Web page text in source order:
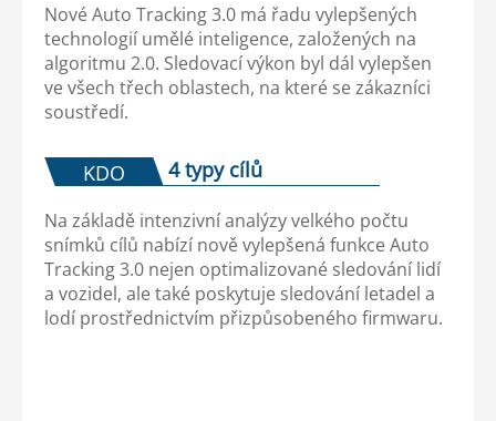
Nové Auto Tracking 3.0 má řadu vylepšených
technologií umělé inteligence, založených na
algoritmu 2.0. Sledovací výkon byl dál vylepšen
ve všech třech oblastech, na které se zákazníci
soustředí.
KDO 4 typy cílů
Na základě intenzivní analýzy velkého počtu
snímků cílů nabízí nově vylepšená funkce Auto
Tracking 3.0 nejen optimalizované sledování lidí
a vozidel, ale také poskytuje sledování letadel a
lodí prostřednictvím přizpůsobeného firmwaru.